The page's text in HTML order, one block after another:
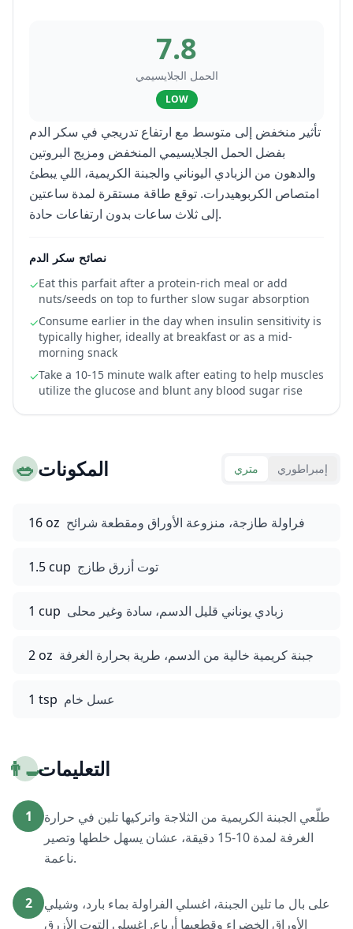
7.8
الحمل الجلايسيمي
LOW
تأثير منخفض إلى متوسط مع ارتفاع تدريجي في سكر الدم
بفضل الحمل الجلايسيمي المنخفض ومزيج البروتين
والدهون من الزبادي اليوناني والجبنة الكريمية، اللي يبطئ
امتصاص الكربوهيدرات. توقع طاقة مستقرة لمدة ساعتين
إلى ثلاث ساعات بدون ارتفاعات حادة.
نصائح سكر الدم
✓Eat this parfait after a protein-rich meal or add
nuts/seeds on top to further slow sugar absorption
✓Consume earlier in the day when insulin sensitivity is
typically higher, ideally at breakfast or as a mid-
morning snack
✓Take a 10-15 minute walk after eating to help muscles
utilize the glucose and blunt any blood sugar rise
🥗المكونات متري إمبراطوري
16 oz فراولة طازجة، منزوعة الأوراق ومقطعة شرائح
1.5 cup توت أزرق طازج
1 cup زبادي يوناني قليل الدسم، سادة وغير محلى
2 oz جبنة كريمية خالية من الدسم، طرية بحرارة الغرفة
1 tsp عسل خام
👨‍🍳التعليمات
1
طلّعي الجبنة الكريمية من الثلاجة واتركيها تلين في حرارة
الغرفة لمدة 10-15 دقيقة، عشان يسهل خلطها وتصير
ناعمة.
2
على بال ما تلين الجبنة، اغسلي الفراولة بماء بارد، وشيلي
الأوراق الخضراء وقطعيها أرباع. اغسلي التوت الأزرق